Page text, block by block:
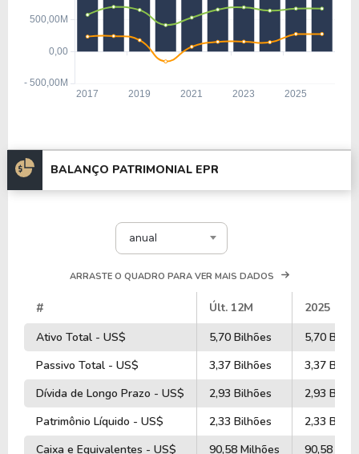
BALANÇO PATRIMONIAL EPR
anual
ARRASTE O QUADRO PARA VER MAIS DADOS
# Últ. 12M
2025
Ativo Total - US$
5,70 Bilhões
5,70
Passivo Total - US$
3,37 Bilhões
3,37
Dívida de Longo Prazo - US$
2,93 Bilhões
2,93
Patrimônio Líquido - US$
2,33 Bilhões
2,33
Caixa e Equivalentes - US$
90,58 Milhões 90,58